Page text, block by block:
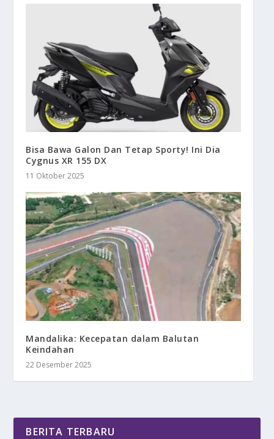
Bisa Bawa Galon Dan Tetap Sporty! Ini Dia
Cygnus XR 155 DX
11 Oktober 2025
Mandalika: Kecepatan dalam Balutan
Keindahan
22 Desember 2025
BERITA TERBARU